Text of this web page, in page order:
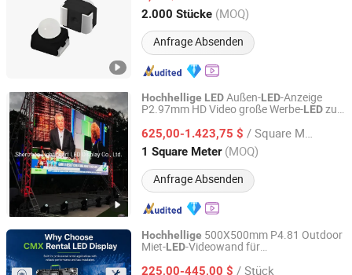
2.000 Stücke (MOQ)
Anfrage Absenden
Zhejiang, China Seit 2016
Hochhellige LEDAußen-LED-Anzeige
P2.97mm HD Video große Werbe-LEDzur
625,00-1.423,75 $ / Square Meter
1 Square Meter (MOQ)
Anfrage Absenden
Shenzhen Lightingart LED Display Co., Ltd.
Guangdong, China Seit 2019
Hochhellige 500X500mm P4.81 Outdoor
Miet-LED-Videowand für
225,00-445,00 $ / Stück
Shenzhen Cmx Technology Co., Ltd.